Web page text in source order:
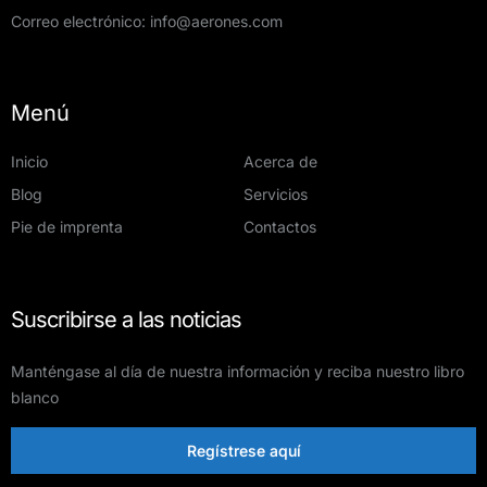
Correo electrónico: info@aerones.com
Menú
Inicio
Acerca de
Blog
Servicios
Pie de imprenta
Contactos
Suscribirse a las noticias
Manténgase al día de nuestra información y reciba nuestro libro
blanco
Regístrese aquí